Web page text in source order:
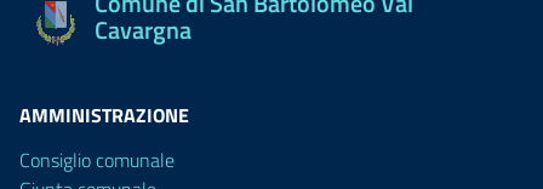
Cavargna
AMMINISTRAZIONE
Consiglio comunale